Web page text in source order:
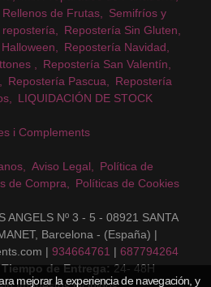
Rellenos de Frutas
Semifríos y
repostería
Repostería Sin Gluten
Repostería Navidad
Repostería San Valentín
Repostería Pascua
Repostería
LIQUIDACIÓN DE STOCK
i Complements
Aviso Legal
Política de
de Compra Políticas de Cookies
ANGELS Nº 3 - 5 - 08921 SANTA
Barcelona - (España) |
| 934664761 | 687794264
Tiempo de Entrega: 24- 48H
mejorar la experiencia de navegación, y